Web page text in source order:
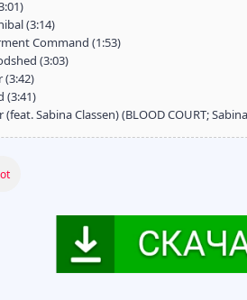
(3:14)
Command (1:53)
(3:03)
(3:42)
(3:41)
(feat. Sabina Classen) (BLOOD COURT;